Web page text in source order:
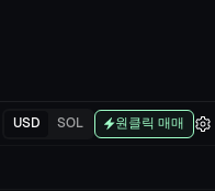
USD SOL 원클릭 매매